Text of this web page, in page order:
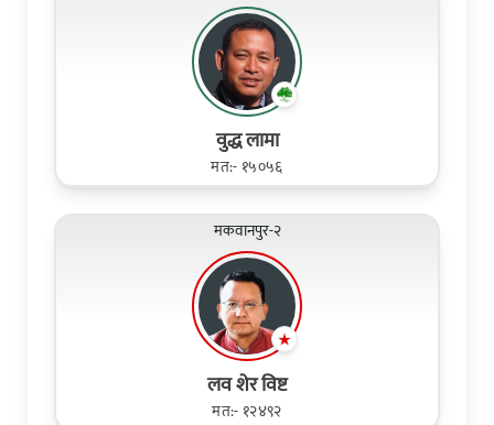
वुद्ध लामा
मत:- १५०५६
मकवानपुर-२
लव शेर विष्ट
मत:- १२४९२